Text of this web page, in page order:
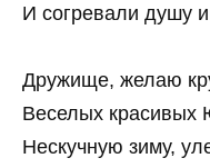
И согревали душу и
Дружище, желаю
Веселых красивых
Нескучную зиму,